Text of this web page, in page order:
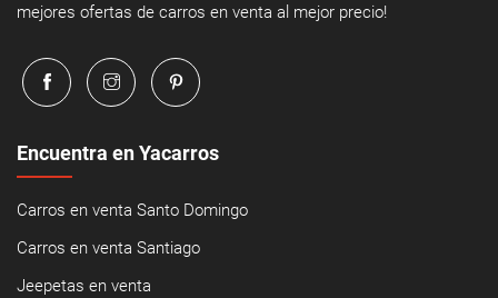
mejores ofertas de carros en venta al mejor precio!
Encuentra en Yacarros
Carros en venta Santo Domingo
Carros en venta Santiago
Jeepetas en venta